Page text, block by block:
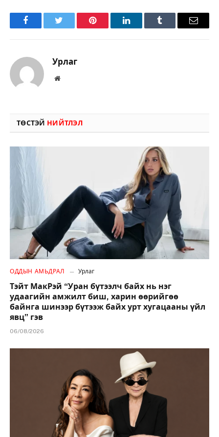
FacebookTwitter Pinterest LinkedInTumblr Имэйл
Урлаг
Вэбсайт
ТӨСТЭЙ НИЙТЛЭЛ
ОДДЫН АМЬДРАЛ Урлаг
Тэйт МакРэй “Уран бүтээлч байх нь нэг
удаагийн амжилт биш, харин өөрийгөө
байнга шинээр бүтээж байх урт хугацааны үйл
явц” гэв
06/08/2026